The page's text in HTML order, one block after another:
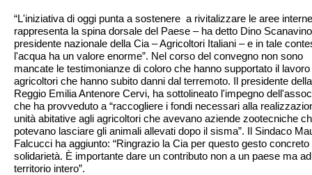
“L'iniziativa di oggi punta a sostenere a rivitalizzare le aree
rappresenta la spina dorsale del Paese – ha detto Dino Scanavino
presidente nazionale della Cia – Agricoltori Italiani – e in tale
l'acqua ha un valore enorme”. Nel corso del convegno non sono
mancate le testimonianze di coloro che hanno supportato il lavoro
agricoltori che hanno subito danni dal terremoto. Il presidente
Reggio Emilia Antenore Cervi, ha sottolineato l'impegno
che ha provveduto a “raccogliere i fondi necessari alla
unità abitative agli agricoltori che avevano aziende zootecniche
potevano lasciare gli animali allevati dopo il sisma”. Il Sindaco
Falcucci ha aggiunto: “Ringrazio la Cia per questo gesto concreto
solidarietà. È importante dare un contributo non a un paese ma
territorio intero”.